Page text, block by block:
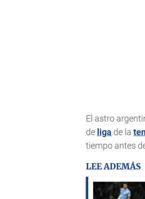
El astro
de liga de la
tiempo antes
LEE ADEMÁS